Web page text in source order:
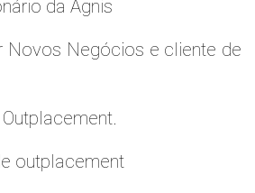
da Agnis
Novos Negócios e cliente de
outplacement